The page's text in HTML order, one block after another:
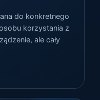
do konkretnego
korzystania z
ale cały